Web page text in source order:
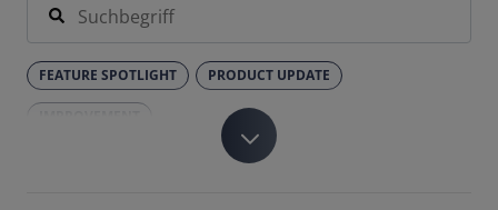
FEATURE SPOTLIGHT PRODUCT UPDATE